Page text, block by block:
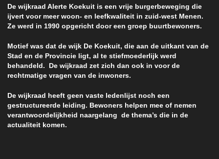
De wijkraad Alerte Koekuit is een vrije burgerbeweging die
ijvert voor meer woon- en leefkwaliteit in zuid-west Menen.
Ze werd in 1990 opgericht door een groep buurtbewoners.
Motief was dat de wijk De Koekuit, die aan de uitkant van de
Stad en de Provincie ligt, al te stiefmoederlijk werd
behandeld. De wijkraad zet zich dan ook in voor de
rechtmatige vragen van de inwoners.
De wijkraad heeft geen vaste ledenlijst noch een
gestructureerde leiding. Bewoners helpen mee of nemen
verantwoordelijkheid naargelang de thema’s die in de
actualiteit komen.